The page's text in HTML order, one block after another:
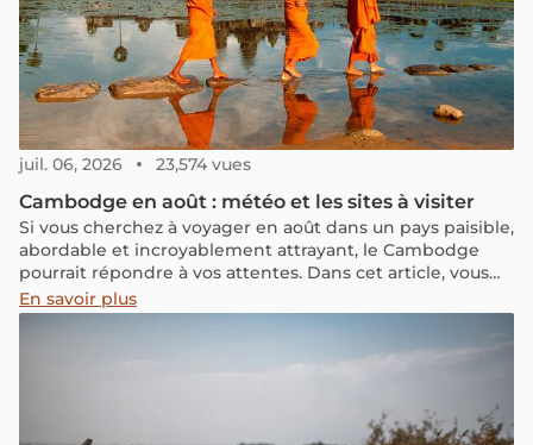
juil. 06, 2026 23,574 vues
Cambodge en août : météo et les sites à visiter
Si vous cherchez à voyager en août dans un pays paisible,
abordable et incroyablement attrayant, le Cambodge
pourrait répondre à vos attentes. Dans cet article, vous
trouverez toutes les informations authentiques et variées
sur le Cambodge en août, et nous explorerons ensemble
En savoir plus